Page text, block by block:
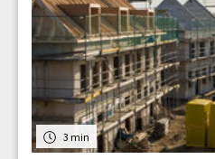
3 min